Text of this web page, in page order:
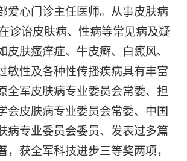
爱心门诊主任医师。从事皮肤病
诊诒皮肤病、性病等常见病及疑
皮肤瘙痒症、牛皮癣、白癜风、
敏性及各种性传播疾病具有丰富
全军皮肤病专业委员会常委、担
会皮肤病专业委员会常委、中国
病专业委员会委员、发表过多篇
，获全军科技进步三等奖两项，